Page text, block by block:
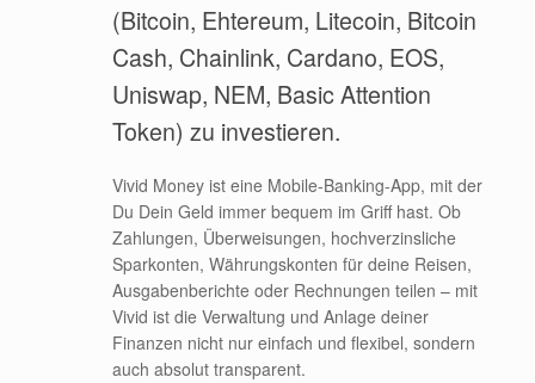
(Bitcoin, Ehtereum, Litecoin, Bitcoin
Cash, Chainlink, Cardano, EOS,
Uniswap, NEM, Basic Attention
Token) zu investieren.
Vivid Money ist eine Mobile-Banking-App, mit der
Du Dein Geld immer bequem im Griff hast. Ob
Zahlungen, Überweisungen, hochverzinsliche
Sparkonten, Währungskonten für deine Reisen,
Ausgabenberichte oder Rechnungen teilen – mit
Vivid ist die Verwaltung und Anlage deiner
Finanzen nicht nur einfach und flexibel, sondern
auch absolut transparent.